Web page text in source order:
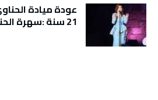
عودة ميادة
21 سنة :سهرة الحنين للزمن الجميل